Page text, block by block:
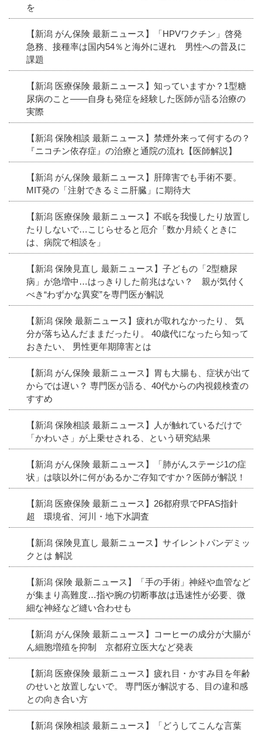
を
【新潟 がん保険 最新ニュース】「HPVワクチン」啓発
急務、接種率は国内54％と海外に遅れ 男性への普及に
課題
【新潟 医療保険 最新ニュース】知っていますか？1型糖
尿病のこと――自身も発症を経験した医師が語る治療の
実際
【新潟 保険相談 最新ニュース】禁煙外来って何するの？
『ニコチン依存症』の治療と通院の流れ【医師解説】
【新潟 がん保険 最新ニュース】肝障害でも手術不要。
MIT発の「注射できるミニ肝臓」に期待大
【新潟 医療保険 最新ニュース】不眠を我慢したり放置し
たりしないで…こじらせると厄介「数か月続くときに
は、病院で相談を」
【新潟 保険見直し 最新ニュース】子どもの「2型糖尿
病」が急増中…はっきりした前兆はない？ 親が気付く
べき“わずかな異変”を専門医が解説
【新潟 保険 最新ニュース】疲れが取れなかったり、 気
分が落ち込んだままだったり。 40歳代になったら知って
おきたい、 男性更年期障害とは
【新潟 がん保険 最新ニュース】胃も大腸も、症状が出て
からでは遅い？ 専門医が語る、40代からの内視鏡検査の
すすめ
【新潟 保険相談 最新ニュース】人が触れているだけで
「かわいさ」が上乗せされる、という研究結果
【新潟 がん保険 最新ニュース】「肺がんステージ1の症
状」は咳以外に何があるかご存知ですか？医師が解説！
【新潟 医療保険 最新ニュース】26都府県でPFAS指針
超 環境省、河川・地下水調査
【新潟 保険見直し 最新ニュース】サイレントパンデミッ
クとは 解説
【新潟 保険 最新ニュース】「手の手術」神経や血管など
が集まり高難度…指や腕の切断事故は迅速性が必要、微
細な神経など縫い合わせも
【新潟 がん保険 最新ニュース】コーヒーの成分が大腸が
ん細胞増殖を抑制 京都府立医大など発表
【新潟 医療保険 最新ニュース】疲れ目・かすみ目を年齢
のせいと放置しないで。 専門医が解説する、目の違和感
との向き合い方
【新潟 保険相談 最新ニュース】「どうしてこんな言葉